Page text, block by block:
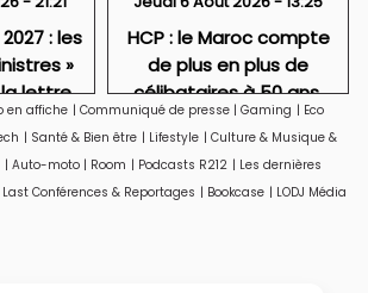
: les
»
lettre
HCP : le Maroc compte
de plus en plus de
célibataires à 50 ans,
particulièrement des
femmes
en affiche | Communiqué de presse | Gaming | Eco
| Santé & Bien être | Lifestyle | Culture & Musique &
| Auto-moto | Room | Podcasts R212 | Les dernières
Last Conférences & Reportages | Bookcase | LODJ Média